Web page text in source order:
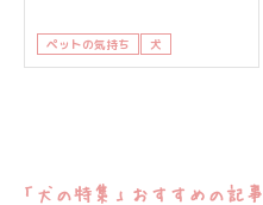
ペットの気持ち 犬
「犬の特集」おすすめの記事